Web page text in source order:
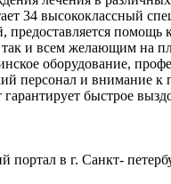
34 высококлассный
предоставляется помощь
так и всем желающим на
оборудование,
персонал и внимание к
быстрое
портал в г. Санкт-